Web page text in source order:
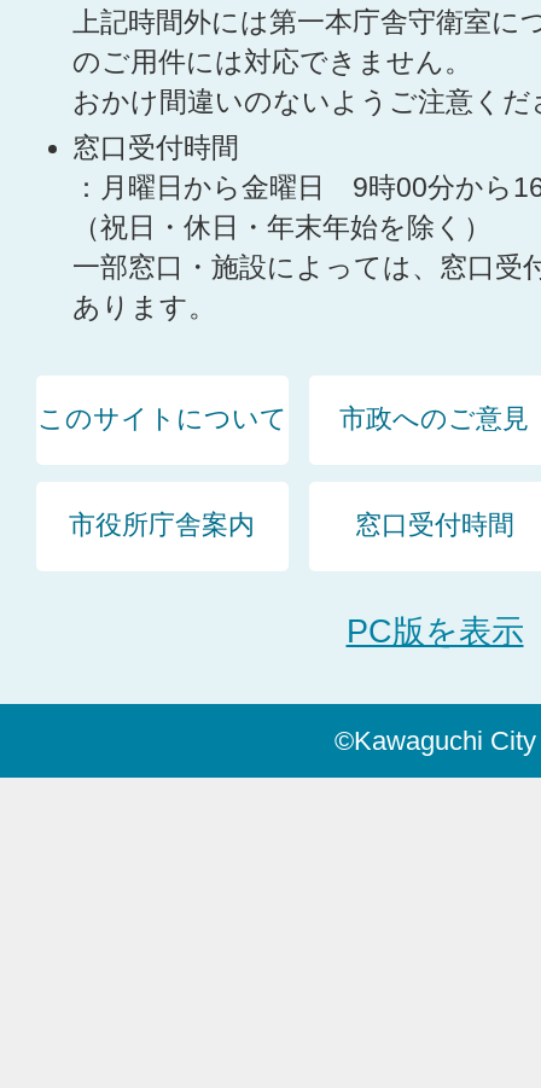
上記時間外には第一本庁舎守衛室に
のご用件には対応できません。
おかけ間違いのないようご注意くだ
窓口受付時間
：月曜日から金曜日 9時00分から
（祝日・休日・年末年始を除く）
一部窓口・施設によっては、窓口受
あります。
このサイトについて 市政へのご意見
市役所庁舎案内 窓口受付時間
PC版を表示
©Kawaguchi City